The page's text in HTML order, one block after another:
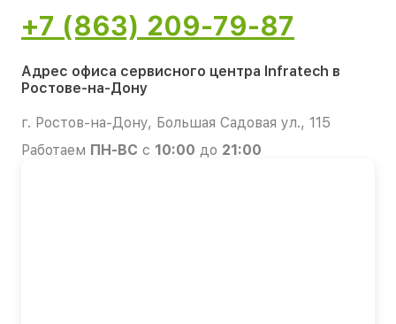
+7 (863) 209-79-87
Адрес офиса сервисного центра Infratech в
Ростове-на-Дону
г. Ростов-на-Дону, Большая Садовая ул., 115
Работаем ПН-ВС с 10:00 до 21:00